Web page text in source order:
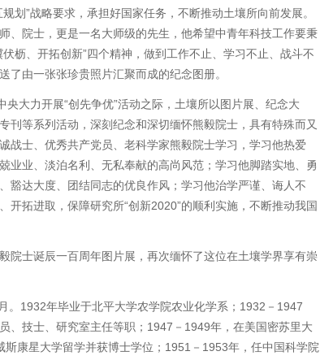
划”战略要求，承担好国家任务，不断推动土壤所向前发展。
、院士，更是一名大师级的先生，他希望中青年科技工作要秉
枥、开拓创新”四个精神，做到工作不止、学习不止、战斗不
了由一张张珍贵照片汇聚而成的纪念图册。
央大力开展“创先争优”活动之际，土壤所以图片展、纪念大
刊等系列活动，深刻纪念和深切缅怀熊毅院士，具有特殊而又
战士、优秀共产党员、老科学家熊毅院士学习，学习他热爱
业业、淡泊名利、无私奉献的高尚风范；学习他脚踏实地、勇
豁达大度、团结同志的优良作风；学习他治学严谨、诲人不
开拓进取，保障研究所“创新2020”的顺利实施，不断推动我国
院士诞辰一百周年图片展，再次缅怀了这位在土壤学界享有崇
。1932年毕业于北平大学农学院农业化学系；1932－1947
、技士、研究室主任等职；1947－1949年，在美国密苏里大
康星大学留学并获博士学位；1951－1953年，任中国科学院